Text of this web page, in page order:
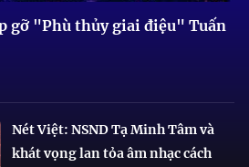
gỡ "Phù thủy giai điệu" Tuấn
Nét Việt: NSND Tạ Minh Tâm và
khát vọng lan tỏa âm nhạc cách